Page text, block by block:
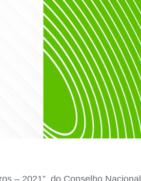
– 2021”, do Conselho Nacional